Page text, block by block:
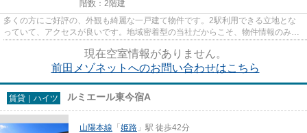
階数：2階建
多くの方にご好評の、外観も綺麗な一戸建て物件です。2駅利用できる立地とな
っていて、アクセスが良いです。地域密着型の当社だからこそ、物件情報のみな
らず姫路市や山陽本線姫路付近...
現在空室情報がありません。
前田メゾネットへのお問い合わせはこちら
賃貸｜ハイツ ルミエール東今宿A
山陽本線 「姫路 」駅 徒歩42分